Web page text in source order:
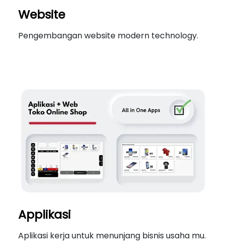
Website
Pengembangan website modern technology.
Applikasi
Aplikasi kerja untuk menunjang bisnis usaha mu.